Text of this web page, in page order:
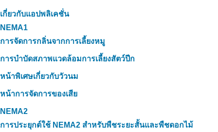
เกี่ยวกับแอปพลิเคชั่น
NEMA1
การจัดการกลิ่นจากการเลี้ยงหมู
การบำบัดสภาพแวดล้อมการเลี้ยงสัตว์ปีก
หน้าพิเศษเกี่ยวกับวัวนม
หน้าการจัดการของเสีย
NEMA2
การประยุกต์ใช้ NEMA2 สำหรับพืชระยะสั้นและพืชดอกไม้